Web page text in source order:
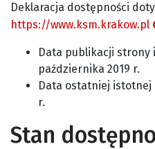
Deklaracja dostępności
https://www.ksm.krakow.pl
Data publikacji strony
października 2019 r.
Data ostatniej istotnej
r.
Stan